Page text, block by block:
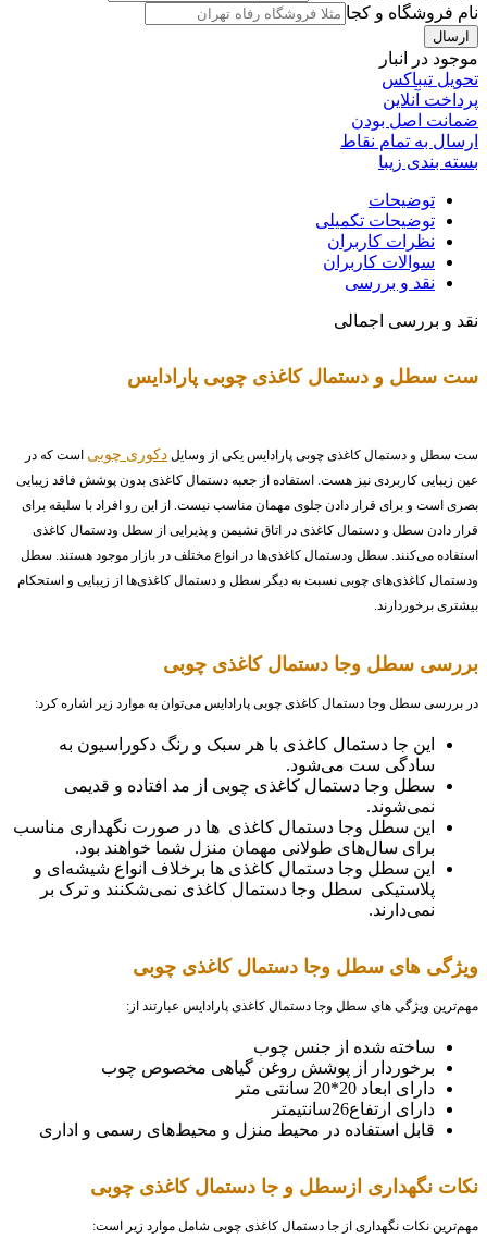
نام فروشگاه و کجا
موجود در انبار
تحویل تیباکس
پرداخت آنلاین
ضمانت اصل بودن
ارسال به تمام نقاط
بسته بندی زیبا
توضیحات
توضیحات تکمیلی
نظرات کاربران
سوالات کاربران
نقد و بررسی
نقد و بررسی اجمالی
ست سطل و دستمال کاغذی چوبی پارادایس
ست سطل و دستمال کاغذی چوبی پارادایس یکی از وسایل دکوری چوبی است که در
عین زیبایی کاربردی نیز هست. استفاده از جعبه دستمال کاغذی بدون پوشش فاقد زیبایی
بصری است و برای قرار دادن جلوی مهمان مناسب نیست. از این رو افراد با سلیقه برای
قرار دادن سطل و دستمال کاغذی در اتاق نشیمن و پذیرایی از سطل ودستمال کاغذی
استفاده می‌کنند. سطل ودستمال کاغذی‌ها در انواع مختلف در بازار موجود هستند. سطل
ودستمال کاغذی‌های چوبی نسبت به دیگر سطل و دستمال کاغذی‌ها از زیبایی و استحکام
بیشتری برخوردارند.
بررسی سطل وجا دستمال کاغذی چوبی
در بررسی سطل وجا دستمال کاغذی چوبی پارادایس می‌توان به موارد زیر اشاره کرد:
این جا دستمال کاغذی با هر سبک و رنگ دکوراسیون به
سادگی ست می‌شود.
سطل وجا دستمال کاغذی چوبی از مد افتاده و قدیمی
نمی‌شوند.
این سطل وجا دستمال کاغذی ها در صورت نگهداری مناسب
برای سال‌های طولانی مهمان منزل شما خواهند بود.
این سطل وجا دستمال کاغذی ها برخلاف انواع شیشه‌ای و
پلاستیکی سطل وجا دستمال کاغذی نمی‌شکنند و ترک بر
نمی‌دارند.
ویژگی های سطل وجا دستمال کاغذی چوبی
مهم‌ترین ویژگی های سطل وجا دستمال کاغذی پارادایس عبارتند از:
ساخته شده از جنس چوب
برخوردار از پوشش روغن گیاهی مخصوص چوب
دارای ابعاد 20*20 سانتی متر
دارای ارتفاع26سانتیمتر
قابل استفاده در محیط منزل و محیط‌های رسمی و اداری
نکات نگهداری ازسطل و جا دستمال کاغذی چوبی
مهم‌ترین نکات نگهداری از جا دستمال کاغذی چوبی شامل موارد زیر است: